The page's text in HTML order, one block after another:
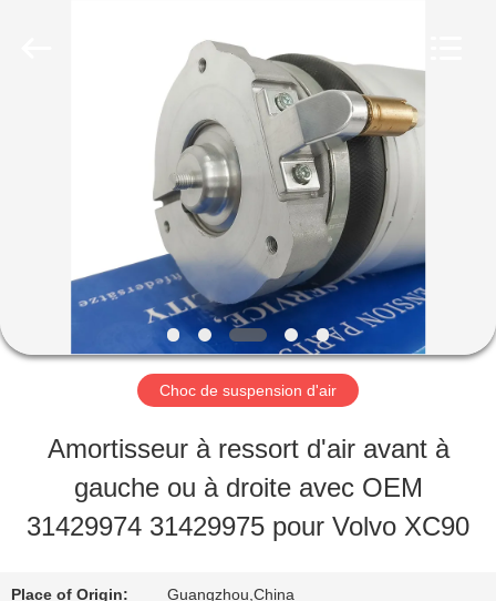
PRODUITS
VIDÉOS
PROPOS
DE
Choc de suspension d'air
Amortisseur à ressort d'air avant à
gauche ou à droite avec OEM
31429974 31429975 pour Volvo XC90
Place of Origin: Guangzhou,China